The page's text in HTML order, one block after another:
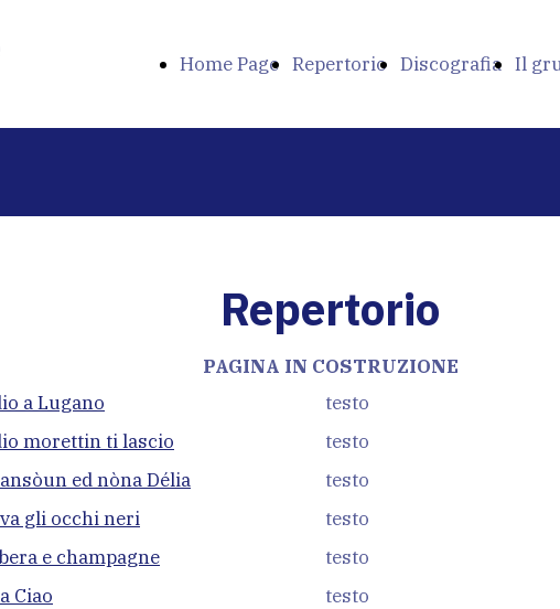
Home Page Repertorio Discografia Il
Repertorio
PAGINA IN COSTRUZIONE
a Lugano
testo
morettin ti lascio
testo
ed nòna Délia
testo
gli occhi neri
testo
e champagne
testo
Ciao
testo